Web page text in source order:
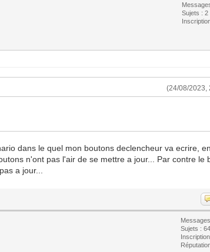
Sujets : 2
(24/08/2023,
dans le quel mon boutons declencheur va ecrire,
n'ont pas l'air de se mettre a jour... Par contre le
a jour...
Sujets : 64